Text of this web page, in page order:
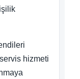
hizmeti